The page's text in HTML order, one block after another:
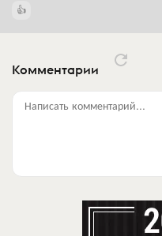
Комментарии
Написать комментарий...